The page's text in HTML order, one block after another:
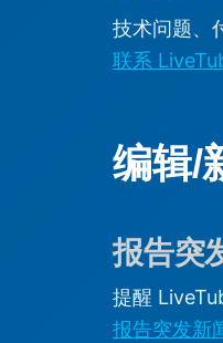
技术问题、
联系
编辑/
报告突
提醒
报告突发新